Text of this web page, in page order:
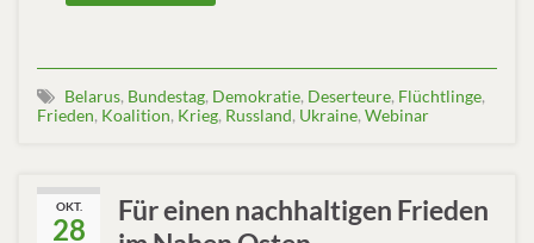
Belarus, Bundestag, Demokratie, Deserteure, Flüchtlinge,
Frieden, Koalition, Krieg, Russland, Ukraine, Webinar
OKT.
28
Für einen nachhaltigen Frieden